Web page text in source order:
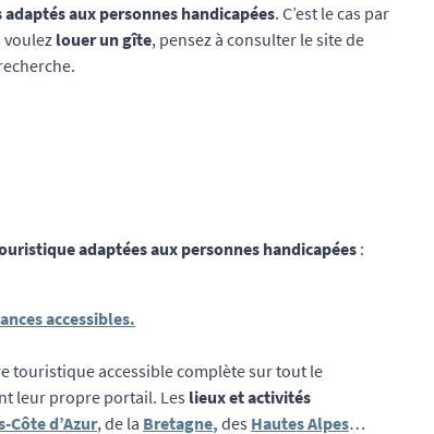
aux personnes handicapées. C’est le cas par
louer un gîte, pensez à consulter le site de
adaptées aux personnes handicapées :
accessibles.
touristique accessible complète sur tout le
leur propre portail. Les lieux et activités
Côte d’Azur, de la Bretagne, des Hautes Alpes…